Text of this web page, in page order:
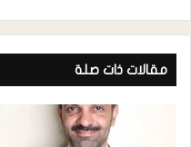
مقالات ذات صلة